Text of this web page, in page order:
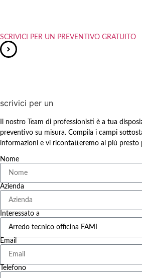
SCRIVICI PER UN PREVENTIVO GRATUITO
scrivici per un
Il nostro Team di professionisti è a tua
preventivo su misura. Compila i campi
informazioni e vi ricontatteremo al più presto
Nome
Azienda
Interessato a
Email
Telefono